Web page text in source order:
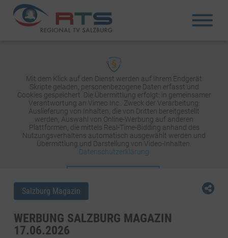
Mit dem Klick auf den Dienst werden auf Ihrem Endgerät
Skripte geladen, personenbezogene Daten erfasst und
Cookies gespeichert. Die Übermittlung erfolgt: in gemeinsamer
Verantwortung an Vimeo Inc.. Zweck der Verarbeitung:
Auslieferung von Inhalten, die von Dritten bereitgestellt
werden, Auswahl von Online-Werbung auf anderen
Plattformen, die mittels Real-Time-Bidding anhand des
Nutzungsverhaltens automatisch ausgewählt werden und
Übermittlung und Darstellung von Video-Inhalten.
Datenschutzerklärung
Salzburg Magazin
WERBUNG SALZBURG MAGAZIN
17.06.2026